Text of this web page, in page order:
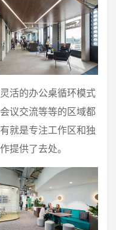
活的办公桌循环模式
议交流等等的区域都
就是专注工作区和独
提供了去处。